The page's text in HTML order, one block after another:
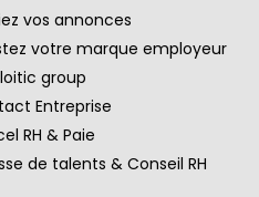
vos annonces
votre marque employeur
group
Entreprise
RH & Paie
de talents & Conseil RH